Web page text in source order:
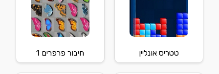
טטריס אונליין חיבור פרפרים 1